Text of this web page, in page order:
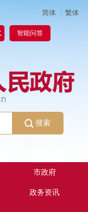
简体 | 繁体
智能问答
搜索
市政府
政务资讯